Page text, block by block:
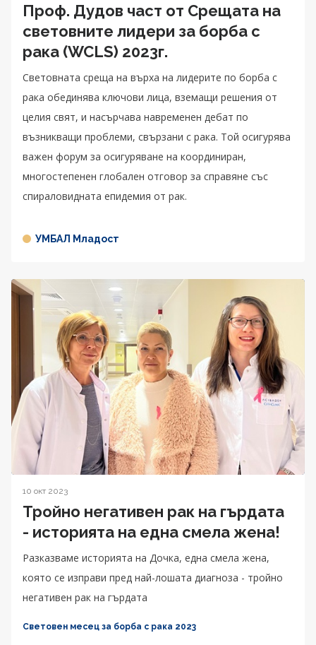
Проф. Дудов част от Срещата на
световните лидери за борба с
рака (WCLS) 2023г.
Световната среща на върха на лидерите по борба с
рака обединява ключови лица, вземащи решения от
целия свят, и насърчава навременен дебат по
възникващи проблеми, свързани с рака. Той осигурява
важен форум за осигуряване на координиран,
многостепенен глобален отговор за справяне със
спираловидната епидемия от рак.
УМБАЛ Младост
10 окт 2023
Тройно негативен рак на гърдата
- историята на една смела жена!
Разказваме историята на Дочка, една смела жена,
която се изправи пред най-лошата диагноза - тройно
негативен рак на гърдата
Световен месец за борба с рака 2023